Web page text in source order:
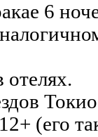
6
отелях.
(его